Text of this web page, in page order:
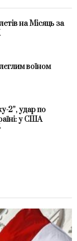
на Місяць за
воїном
2”, удар по
у США